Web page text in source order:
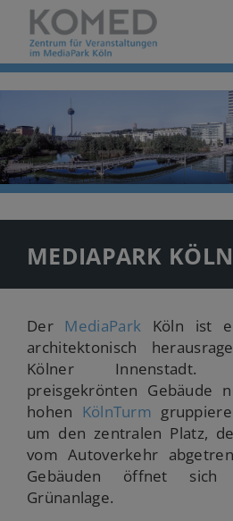
MEDIAPARK KÖLN
Der MediaPark Köln ist
architektonisch
Kölner Innenstadt.
preisgekrönten Gebäude
hohen KölnTurm
um den zentralen Platz,
vom Autoverkehr
Gebäuden öffnet sich
Grünanlage.